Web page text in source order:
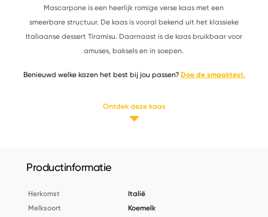
Mascarpone is een heerlijk romige verse kaas met een
smeerbare structuur. De kaas is vooral bekend uit het klassieke
Italiaanse dessert Tiramisu. Daarnaast is de kaas bruikbaar voor
amuses, baksels en in soepen.
Benieuwd welke kazen het best bij jou passen? Doe de smaaktest.
Ontdek deze kaas
Productinformatie
Herkomst
Italië
Melksoort
Koemelk